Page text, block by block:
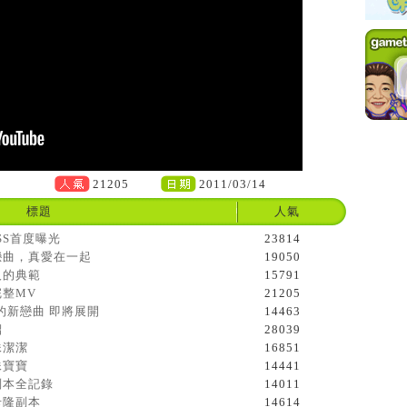
21205
2011/03/14
標題
人氣
首度曝光
23814
，真愛在一起
19050
典範
15791
整MV
21205
戀曲 即將展開
14463
28039
潔
16851
寶
14441
全記錄
14011
副本
14614